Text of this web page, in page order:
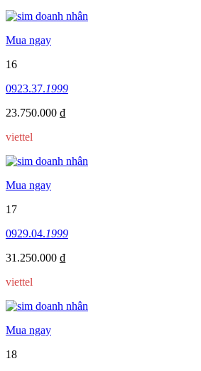
Mua ngay
16
0923.37.1999
23.750.000 ₫
viettel
Mua ngay
17
0929.04.1999
31.250.000 ₫
viettel
Mua ngay
18